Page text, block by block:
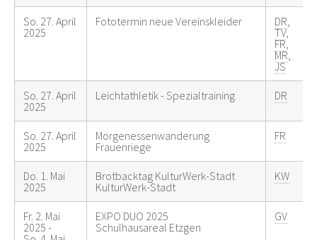
So. 27. April
2025
Fototermin neue Vereinskleider DR
TV,
FR,
MR
JS
So. 27. April
2025
Leichtathletik - Spezialtraining DR
So. 27. April
2025
Morgenessenwanderung
Frauenriege
FR
Do. 1. Mai
2025
Brotbacktag KulturWerk-Stadt
KulturWerk-Stadt
KW
Fr. 2. Mai
2025 -
EXPO DUO 2025
Schulhausareal Etzgen
GV